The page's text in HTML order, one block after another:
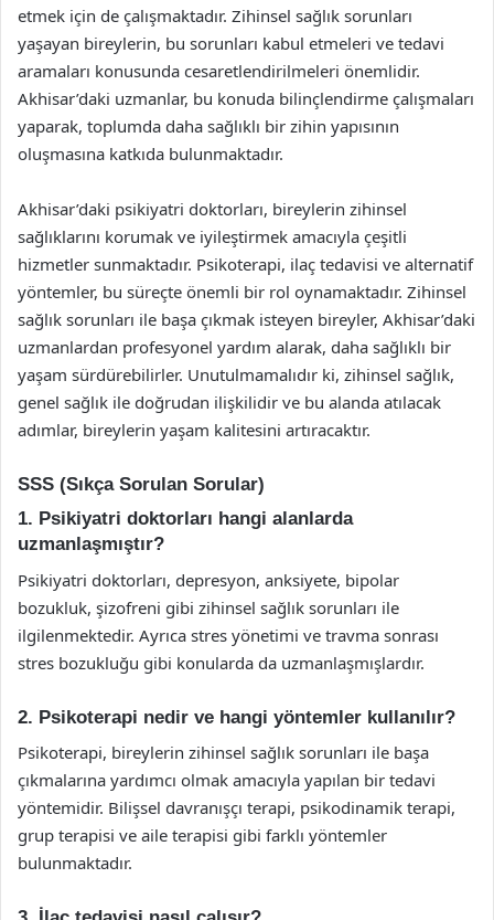
etmek için de çalışmaktadır. Zihinsel sağlık sorunları
yaşayan bireylerin, bu sorunları kabul etmeleri ve tedavi
aramaları konusunda cesaretlendirilmeleri önemlidir.
Akhisar’daki uzmanlar, bu konuda bilinçlendirme çalışmaları
yaparak, toplumda daha sağlıklı bir zihin yapısının
oluşmasına katkıda bulunmaktadır.
Akhisar’daki psikiyatri doktorları, bireylerin zihinsel
sağlıklarını korumak ve iyileştirmek amacıyla çeşitli
hizmetler sunmaktadır. Psikoterapi, ilaç tedavisi ve alternatif
yöntemler, bu süreçte önemli bir rol oynamaktadır. Zihinsel
sağlık sorunları ile başa çıkmak isteyen bireyler, Akhisar’daki
uzmanlardan profesyonel yardım alarak, daha sağlıklı bir
yaşam sürdürebilirler. Unutulmamalıdır ki, zihinsel sağlık,
genel sağlık ile doğrudan ilişkilidir ve bu alanda atılacak
adımlar, bireylerin yaşam kalitesini artıracaktır.
SSS (Sıkça Sorulan Sorular)
1. Psikiyatri doktorları hangi alanlarda
uzmanlaşmıştır?
Psikiyatri doktorları, depresyon, anksiyete, bipolar
bozukluk, şizofreni gibi zihinsel sağlık sorunları ile
ilgilenmektedir. Ayrıca stres yönetimi ve travma sonrası
stres bozukluğu gibi konularda da uzmanlaşmışlardır.
2. Psikoterapi nedir ve hangi yöntemler kullanılır?
Psikoterapi, bireylerin zihinsel sağlık sorunları ile başa
çıkmalarına yardımcı olmak amacıyla yapılan bir tedavi
yöntemidir. Bilişsel davranışçı terapi, psikodinamik terapi,
grup terapisi ve aile terapisi gibi farklı yöntemler
bulunmaktadır.